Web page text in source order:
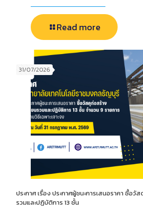
Read more
31/07/2026
ประกาศ เรื่อง ประกาศผู้ชนะการเสนอราคา ซื้อวั
รวมและปฏิบัติการ 13 ชั้น